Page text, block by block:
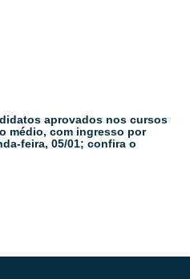
aprovados nos cursos
médio, com ingresso por
feira, 05/01; confira o